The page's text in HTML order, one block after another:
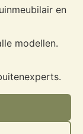
en
modellen.